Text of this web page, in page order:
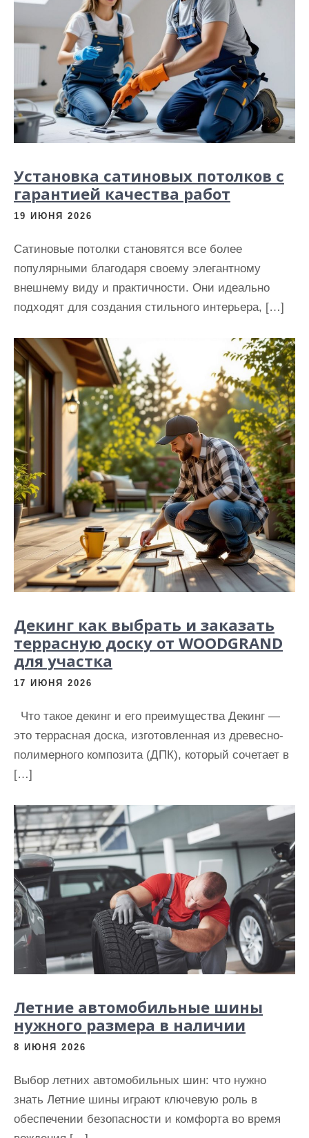
Установка сатиновых потолков с
гарантией качества работ
19 ИЮНЯ 2026
Сатиновые потолки становятся все более
популярными благодаря своему элегантному
внешнему виду и практичности. Они идеально
подходят для создания стильного интерьера, […]
Декинг как выбрать и заказать
террасную доску от WOODGRAND
для участка
17 ИЮНЯ 2026
Что такое декинг и его преимущества Декинг —
это террасная доска, изготовленная из древесно-
полимерного композита (ДПК), который сочетает в
[…]
Летние автомобильные шины
нужного размера в наличии
8 ИЮНЯ 2026
Выбор летних автомобильных шин: что нужно
знать Летние шины играют ключевую роль в
обеспечении безопасности и комфорта во время